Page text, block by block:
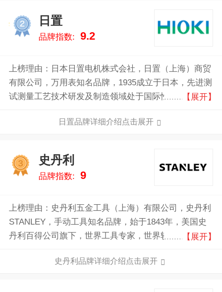
2
日置
品牌指数: 9.2
上榜理由：日本日置电机株式会社，日置（上海）商贸
有限公司，万用表知名品牌，1935成立于日本，先进测
试测量工艺技术研发及制造领域处于国际性重要地位，
【展开】
日置品牌详细介绍点击展开
3
史丹利
品牌指数: 9
上榜理由：史丹利五金工具（上海）有限公司，史丹利
STANLEY，手动工具知名品牌，始于1843年，美国史
丹利百得公司旗下，世界工具专家，世界较大的紧固类
【展开】
史丹利品牌详细介绍点击展开